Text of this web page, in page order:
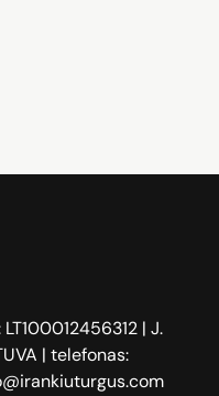
Dyson, Mobilie
| J.
| telefonas: